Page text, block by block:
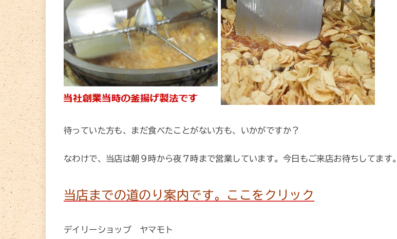
待っていた方も、まだ食べたことがない方も、いかがですか？
なわけで、当店は朝９時から夜７時まで営業しています。今日もご来店お待ちしてます。
当店までの道のり案内です。ここをクリック
デイリーショップ ヤマモト